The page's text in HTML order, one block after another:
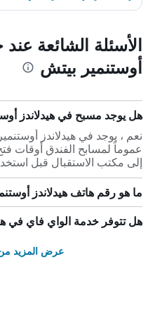
الأسئلة الشائعة عند
أوستنمير بيتش
هل يوجد مسبح في هيدلاندز
نعم ، يوجد في هيدلاندز
عموماً لمسابح الفندق أوقات
إلى مكتب الاستقبال قبل
ما هو رقم هاتف هيدلاندز
هل تتوفر خدمة الواي فاي في
عرض المزيد من